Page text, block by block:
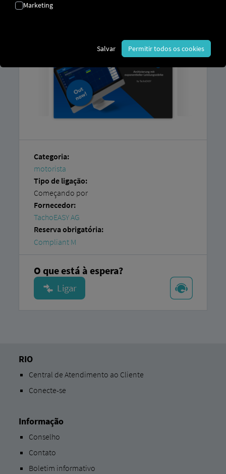
acesso à
Categoria:
motorista
Tipo de ligação:
Começando por
Fornecedor:
TachoEASY AG
Reserva obrigatória:
Compliant M
O que está à espera?
RIO
Central de Atendimento ao Cliente
Conecte-se
Informação
Conselho
Contato
Boletim informativo
Marketing
Salvar Permitir todos os cookies